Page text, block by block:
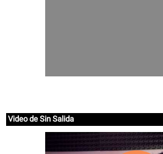
Video de Sin Salida